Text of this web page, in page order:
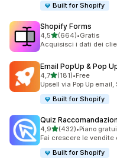
Built for Shopify
Shopify Forms
4,5stelle su 5
(664)
664 recensioni totali
•Gratis
Acquisisci i dati dei
Email PopUp & Pop
4,7stelle su 5
(181)
181 recensioni totali
•Free
Upsell via Pop Up
Built for Shopify
Quiz
4,9stelle su 5
(432)
432 recensioni totali
•Piano
Fai crescere le vendite
Built for Shopify